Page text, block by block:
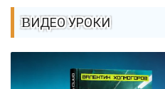
ВИДЕО УРОКИ